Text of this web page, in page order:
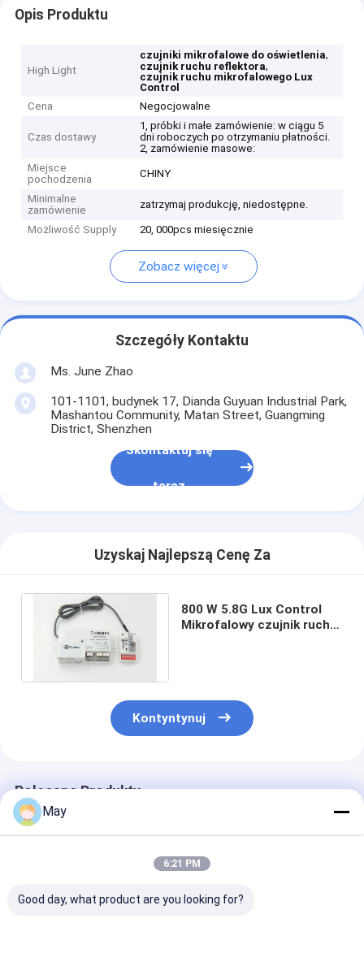
Opis Produktu
High Light
czujniki mikrofalowe do oświetlenia,
czujnik ruchu reflektora,
czujnik ruchu mikrofalowego Lux
Control
Cena
Negocjowalne
Czas dostawy
1, próbki i małe zamówienie: w ciągu 5
dni roboczych po otrzymaniu płatności.
2, zamówienie masowe:
Miejsce
pochodzenia
CHINY
Minimalne
zamówienie
zatrzymaj produkcję, niedostępne.
Możliwość Supply 20, 000pcs miesięcznie
Zobacz więcej
Szczegóły Kontaktu
Ms. June Zhao
101-1101, budynek 17, Dianda Guyuan Industrial Park,
Mashantou Community, Matan Street, Guangming
District, Shenzhen
Skontaktuj się
teraz
Uzyskaj Najlepszą Cenę Za
800 W 5.8G Lux Control
Mikrofalowy czujnik ruchu
Kontyntynuj
Polecane Produkty
May
6:21 PM
Good day, what product are you looking for?